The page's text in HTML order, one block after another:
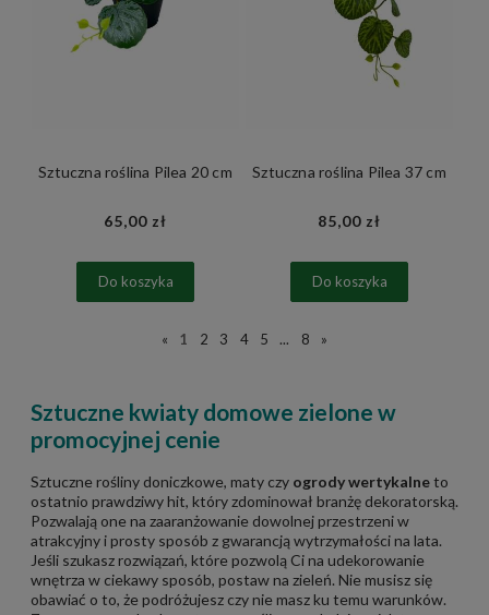
Sztuczna roślina Pilea 20 cm
65,00 zł
Do koszyka
Sztuczna roślina Pilea 37 cm
85,00 zł
Do koszyka
« 1 2 3 4 5 ... 8 »
Sztuczne kwiaty domowe zielone w
promocyjnej cenie
Sztuczne rośliny doniczkowe, maty czy ogrody wertykalneto
ostatnio prawdziwy hit, który zdominował branżę dekoratorską.
Pozwalają one na zaaranżowanie dowolnej przestrzeni w
atrakcyjny i prosty sposób z gwarancją wytrzymałości na lata.
Jeśli szukasz rozwiązań, które pozwolą Ci na udekorowanie
wnętrza w ciekawy sposób, postaw na zieleń. Nie musisz się
obawiać o to, że podróżujesz czy nie masz ku temu warunków.